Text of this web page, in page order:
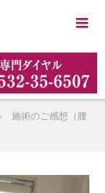
施術のご感想（腰